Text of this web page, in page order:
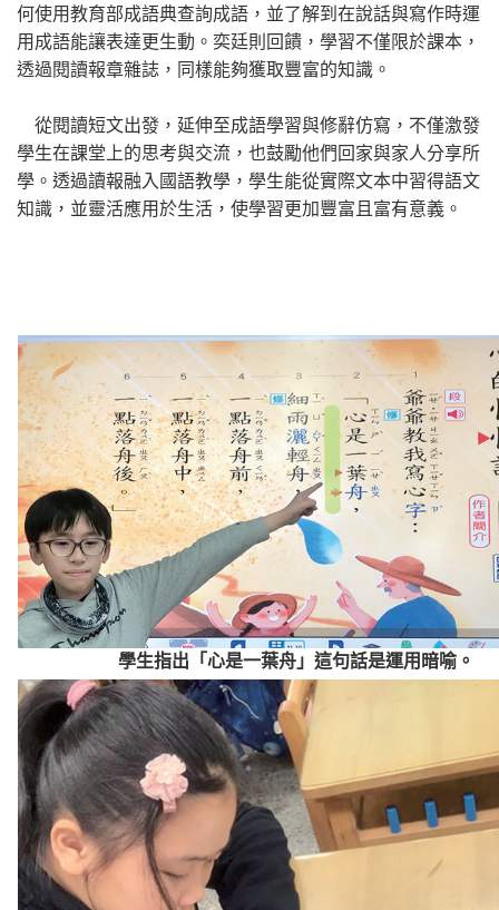
何使用教育部成語典查詢成語，並了解到在說話與寫作時運
用成語能讓表達更生動。奕廷則回饋，學習不僅限於課本，
透過閱讀報章雜誌，同樣能夠獲取豐富的知識。
從閱讀短文出發，延伸至成語學習與修辭仿寫，不僅激發
學生在課堂上的思考與交流，也鼓勵他們回家與家人分享所
學。透過讀報融入國語教學，學生能從實際文本中習得語文
知識，並靈活應用於生活，使學習更加豐富且富有意義。
學生指出「心是一葉舟」這句話是運用暗喻。